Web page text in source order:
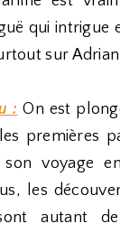
qui intrigue
sur
: On est
premières
son voyage
les
autant